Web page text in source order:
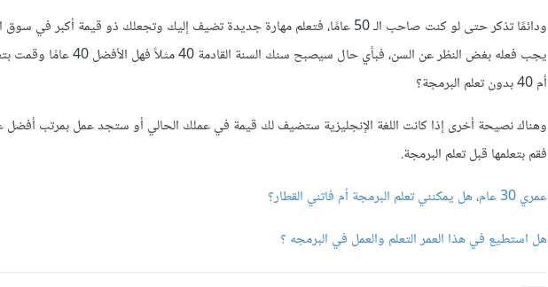
ودائمًا تذكر حتى لو كنت صاحب الـ 50 عامًا، فتعلم مهارة جديدة تضيف إليك وتجعلك ذو قيمة أكبر في
يجب فعله بغض النظر عن السن، فبأي حال سيصبح سنك السنة
أم 40 بدون تعلم البرمجة؟
وهناك نصيحة أخرى إذا كانت اللغة الإنجليزية ستضيف لك قيمة في عملك الحالي أو ستجد عمل بمرتب أفضل
فقم بتعلمها قبل تعلم البرمجة.
عمري 30 عام، هل يمكنني تعلم البرمجة أم فاتني القطار؟
هل استطيع في هذا العمر التعلم والعمل في البرمجه ؟